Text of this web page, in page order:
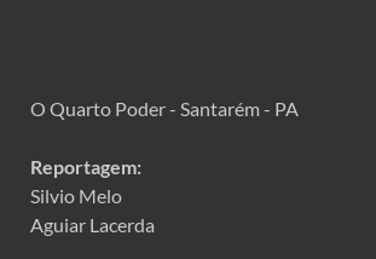
O Quarto Poder - Santarém - PA
Reportagem:
Silvio Melo
Aguiar Lacerda